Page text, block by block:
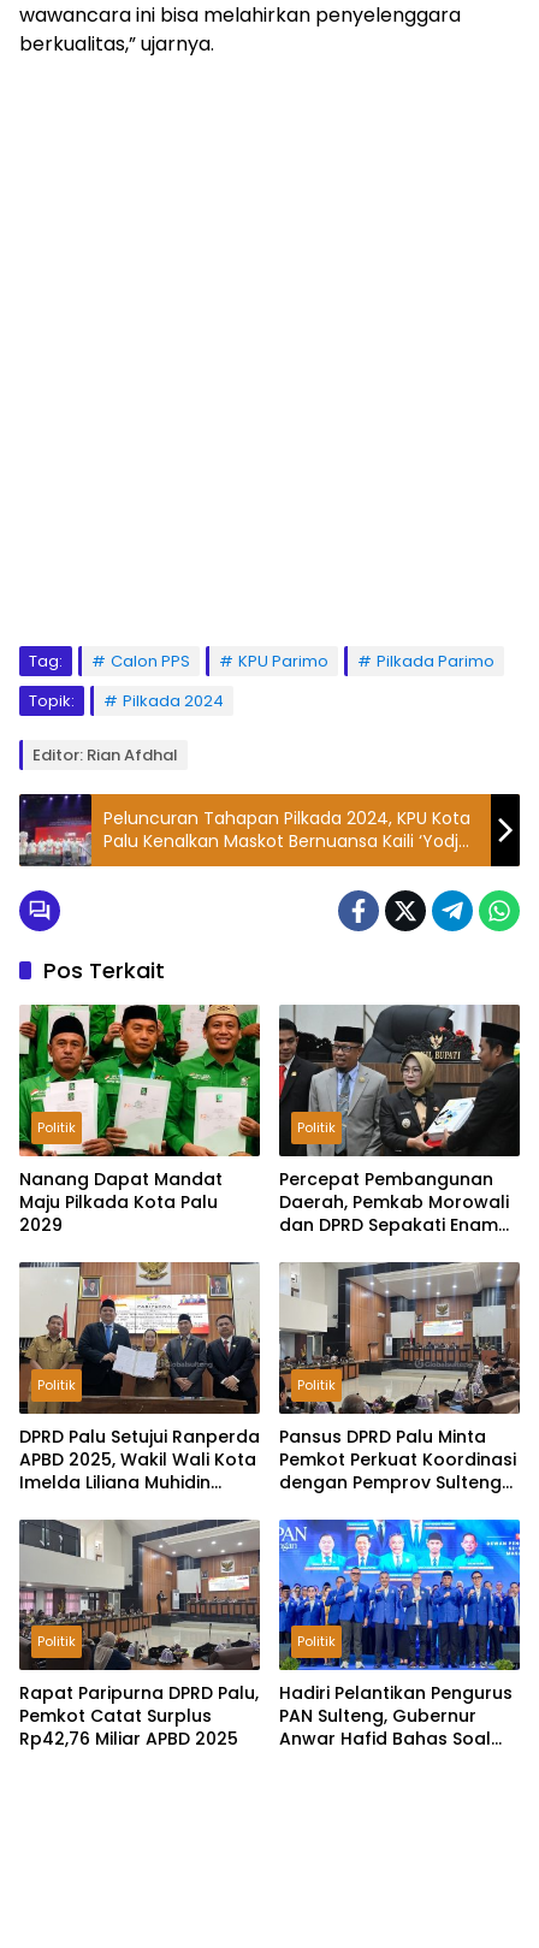
wawancara ini bisa melahirkan penyelenggara
berkualitas,” ujarnya.
Tag: Calon PPS KPU Parimo
Pilkada Parimo
Topik:
Pilkada 2024
Editor: Rian Afdhal
Peluncuran Tahapan Pilkada 2024, KPU Kota
Palu Kenalkan Maskot Bernuansa Kaili ‘Yodjo
dan Dei’
Pos Terkait
Politik
Nanang Dapat Mandat
Maju Pilkada Kota Palu
2029
Politik
Percepat Pembangunan
Daerah, Pemkab Morowali
dan DPRD Sepakati Enam
Politik
DPRD Palu Setujui Ranperda
APBD 2025, Wakil Wali Kota
Imelda Liliana Muhidin
Keuangan Terus Dibenahi
Politik
Pansus DPRD Palu Minta
Pemkot Perkuat Koordinasi
dengan Pemprov Sulteng
Pemungutan Pajak
Tambang
Politik
Rapat Paripurna DPRD Palu,
Pemkot Catat Surplus
Rp42,76 Miliar APBD 2025
Politik
Hadiri Pelantikan Pengurus
PAN Sulteng, Gubernur
Anwar Hafid Bahas Soal